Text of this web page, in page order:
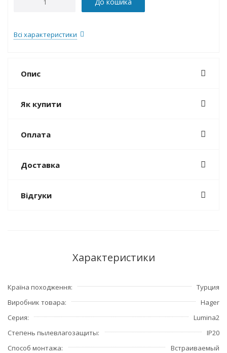
Всі характеристики
Опис
Як купити
Оплата
Доставка
Відгуки
Характеристики
Країна походження
Турция
Виробник товара
Hager
Серия
Lumina2
Степень пылевлагозащиты
IP20
Способ монтажа
Встраиваемый